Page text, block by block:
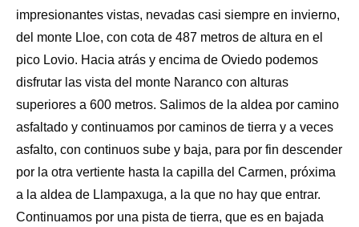
impresionantes vistas, nevadas casi siempre en invierno,
del monte Lloe, con cota de 487 metros de altura en el
pico Lovio. Hacia atrás y encima de Oviedo podemos
disfrutar las vista del monte Naranco con alturas
superiores a 600 metros. Salimos de la aldea por camino
asfaltado y continuamos por caminos de tierra y a veces
asfalto, con continuos sube y baja, para por fin descender
por la otra vertiente hasta la capilla del Carmen, próxima
a la aldea de Llampaxuga, a la que no hay que entrar.
Continuamos por una pista de tierra, que es en bajada